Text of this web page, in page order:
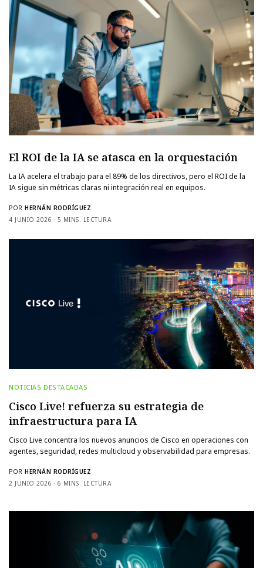
El ROI de la IA se atasca en la orquestación
La IA acelera el trabajo para el 89% de los directivos, pero el ROI de la
IA sigue sin métricas claras ni integración real en equipos.
POR HERNÁN RODRÍGUEZ
4 JUNIO 2026
5 MINS. LECTURA
NOTICIAS DESTACADAS
Cisco Live! refuerza su estrategia de
infraestructura para IA
Cisco Live concentra los nuevos anuncios de Cisco en operaciones con
agentes, seguridad, redes multicloud y observabilidad para empresas.
POR HERNÁN RODRÍGUEZ
2 JUNIO 2026
6 MINS. LECTURA